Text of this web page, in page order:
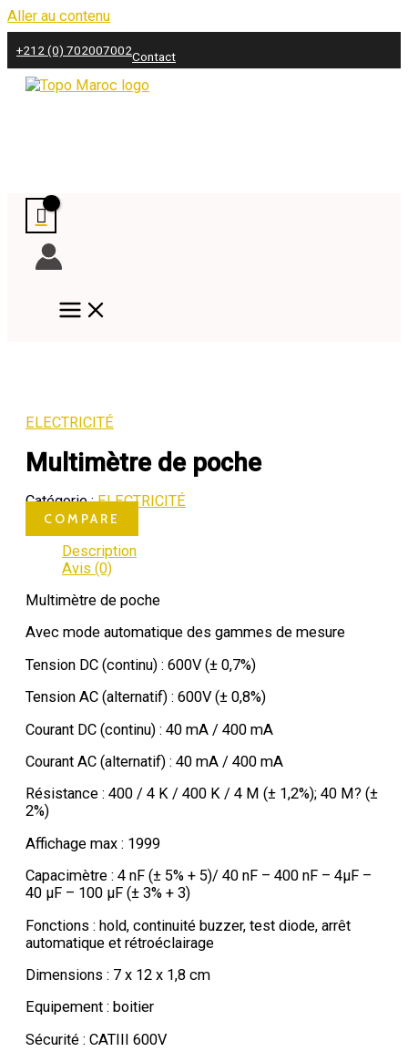
Aller au contenu
+212 (0) 702007002Contact
ELECTRICITÉ
Multimètre de poche
Catégorie :ELECTRICITÉ
COMPARE
Description
Avis (0)
Multimètre de poche
Avec mode automatique des gammes de mesure
Tension DC (continu) : 600V (± 0,7%)
Tension AC (alternatif) : 600V (± 0,8%)
Courant DC (continu) : 40 mA / 400 mA
Courant AC (alternatif) : 40 mA / 400 mA
Résistance : 400 / 4 K / 400 K / 4 M (± 1,2%); 40 M? (±
2%)
Affichage max : 1999
Capacimètre : 4 nF (± 5% + 5)/ 40 nF – 400 nF – 4µF –
40 µF – 100 µF (± 3% + 3)
Fonctions : hold, continuité buzzer, test diode, arrêt
automatique et rétroéclairage
Dimensions : 7 x 12 x 1,8 cm
Equipement : boitier
Sécurité : CATIII 600V